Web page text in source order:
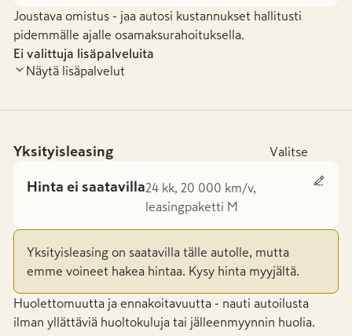
Joustava omistus - jaa autosi kustannukset hallitusti
pidemmälle ajalle osamaksurahoituksella.
Ei valittuja lisäpalveluita
Näytä lisäpalvelut
Yksityisleasing Valitse
Hinta ei saatavilla24 kk, 20 000 km/v,
leasingpaketti M
Yksityisleasing on saatavilla tälle autolle, mutta
emme voineet hakea hintaa. Kysy hinta myyjältä.
Huolettomuutta ja ennakoitavuutta - nauti autoilusta
ilman yllättäviä huoltokuluja tai jälleenmyynnin huolia.